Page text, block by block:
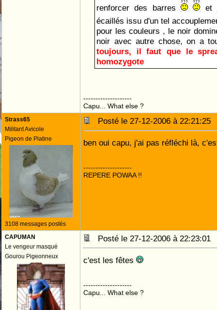
renforcer des barres
et
écaillés issu d'un tel
pour les couleurs , le noir
noir avec autre chose, on a
toujours, il faut que le
homozygote
--------------------
Capu... What else ?
Strass65
Militant Avicole
Pigeon de Platine
3108 messages postés
Posté le 27-12-2006 à
ben oui capu, j'ai pas réfléchi là,
--------------------
REPERE POWAA !!
CAPUMAN
Le vengeur masqué
Gourou Pigeonneux
Posté le 27-12-2006 à
c'est les fêtes
--------------------
Capu... What else ?